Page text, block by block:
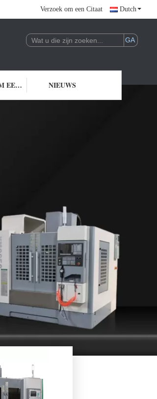
Verzoek om een Citaat Dutch
VERZOEK OM EEN CITAAT NIEUWS